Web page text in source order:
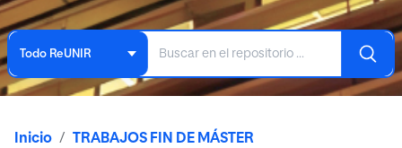
Todo ReUNIR
Inicio
TRABAJOS FIN DE MÁSTER